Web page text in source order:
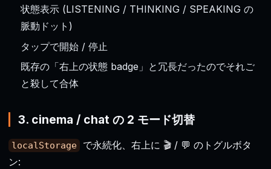
状態表示 (LISTENING / THINKING / SPEAKING の
脈動ドット)
タップで開始 / 停止
既存の「右上の状態 badge」と冗長だったのでそれご
と殺して合体
3. cinema / chat の 2 モード切替
localStorage
で永続化、右上に 🎬 / 💬 のトグルボタ
ン: